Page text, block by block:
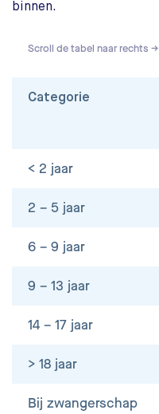
binnen.
Scroll de tabel naar rechts →
Categorie
< 2 jaar
2 – 5 jaar
6 – 9 jaar
9 – 13 jaar
14 – 17 jaar
> 18 jaar
Bij zwangerschap